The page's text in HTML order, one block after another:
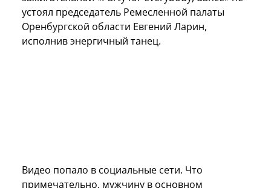
устоял председатель Ремесленной палаты
Оренбургской области Евгений Ларин,
исполнив энергичный танец.
Видео попало в социальные сети. Что
примечательно, мужчину в основном